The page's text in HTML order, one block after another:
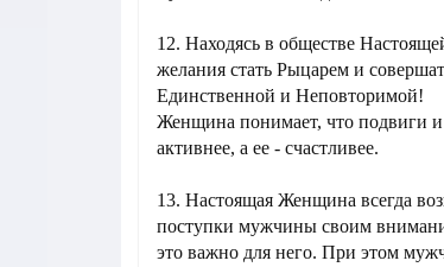
12. Находясь в обществе
желания стать Рыцарем и
Единственной и Неповторимой!
Женщина понимает, что подвиги
активнее, а ее - счастливее.
13. Настоящая Женщина всегда
поступки мужчины своим
это важно для него. При этом